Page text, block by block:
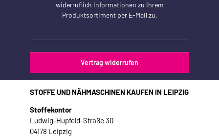
widerruflich Informationen zu Ihrem
Produktsortiment per E-Mail zu.
Vertrag widerrufen
STOFFE UND NÄHMASCHINEN KAUFEN IN LEIPZIG
Stoffekontor
Ludwig-Hupfeld-Straße 30
04178 Leipzig